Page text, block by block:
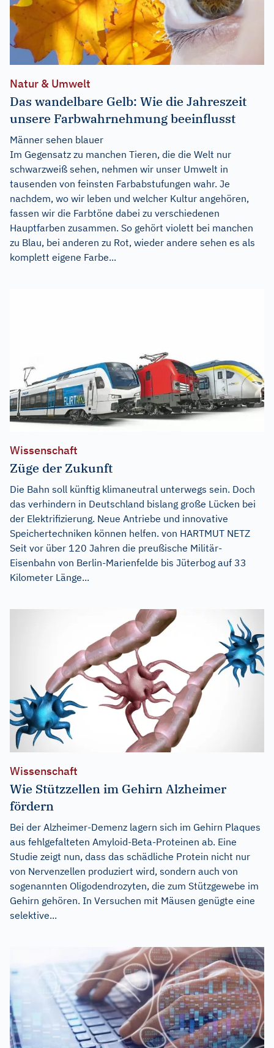
Natur & Umwelt
Das wandelbare Gelb: Wie die Jahreszeit
unsere Farbwahrnehmung beeinflusst
Männer sehen blauer
Im Gegensatz zu manchen Tieren, die die Welt nur
schwarzweiß sehen, nehmen wir unser Umwelt in
tausenden von feinsten Farbabstufungen wahr. Je
nachdem, wo wir leben und welcher Kultur angehören,
fassen wir die Farbtöne dabei zu verschiedenen
Hauptfarben zusammen. So gehört violett bei manchen
zu Blau, bei anderen zu Rot, wieder andere sehen es als
komplett eigene Farbe...
Wissenschaft
Züge der Zukunft
Die Bahn soll künftig klimaneutral unterwegs sein. Doch
das verhindern in Deutschland bislang große Lücken bei
der Elektrifizierung. Neue Antriebe und innovative
Speichertechniken können helfen. von HARTMUT NETZ
Seit vor über 120 Jahren die preußische Militär-
Eisenbahn von Berlin-Marienfelde bis Jüterbog auf 33
Kilometer Länge...
Wissenschaft
Wie Stützzellen im Gehirn Alzheimer
fördern
Bei der Alzheimer-Demenz lagern sich im Gehirn Plaques
aus fehlgefalteten Amyloid-Beta-Proteinen ab. Eine
Studie zeigt nun, dass das schädliche Protein nicht nur
von Nervenzellen produziert wird, sondern auch von
sogenannten Oligodendrozyten, die zum Stützgewebe im
Gehirn gehören. In Versuchen mit Mäusen genügte eine
selektive...